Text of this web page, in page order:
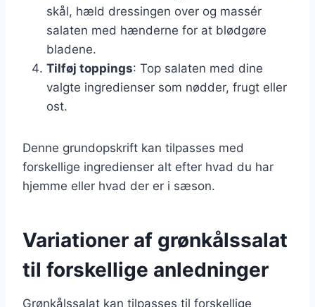
skål, hæld dressingen over og massér
salaten med hænderne for at blødgøre
bladene.
Tilføj toppings: Top salaten med dine
valgte ingredienser som nødder, frugt eller
ost.
Denne grundopskrift kan tilpasses med
forskellige ingredienser alt efter hvad du har
hjemme eller hvad der er i sæson.
Variationer af grønkålssalat
til forskellige anledninger
Grønkålssalat kan tilpasses til forskellige